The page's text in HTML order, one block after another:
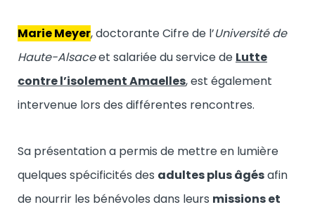
Marie Meyer, doctorante Cifre de l’Université de
Haute-Alsaceet salariée du service de Lutte
contre l’isolement Amaelles, est également
intervenue lors des différentes rencontres.
Sa présentation a permis de mettre en lumière
quelques spécificités des adultes plus âgésafin
de nourrir les bénévoles dans leurs missions et